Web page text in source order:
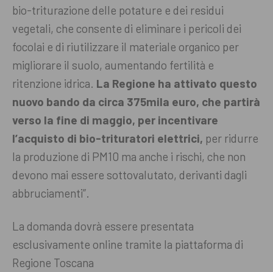
bio-triturazione delle potature e dei residui
vegetali, che consente di eliminare i pericoli dei
focolai e di riutilizzare il materiale organico per
migliorare il suolo, aumentando fertilità e
ritenzione idrica. La Regione ha attivato questo
nuovo bando da circa 375mila euro, che partirà
verso la fine di maggio, per incentivare
l’acquisto di bio-trituratori elettrici, per ridurre
la produzione di PM10 ma anche i rischi, che non
devono mai essere sottovalutato, derivanti dagli
abbruciamenti”.
La domanda dovrà essere presentata
esclusivamente online tramite la piattaforma di
Regione Toscana